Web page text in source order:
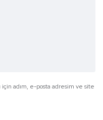
için adım, e-posta adresim ve site